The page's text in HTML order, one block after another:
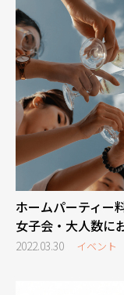
ホームパーティー
女子会・大人数に
2022.03.30 イベント